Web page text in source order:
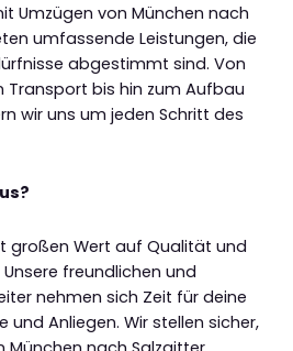
Umzügen von München nach
umfassende Leistungen, die
abgestimmt sind. Von
Transport bis hin zum Aufbau
wir uns um jeden Schritt des
großen Wert auf Qualität und
freundlichen und
nehmen sich Zeit für deine
und Anliegen. Wir stellen sicher,